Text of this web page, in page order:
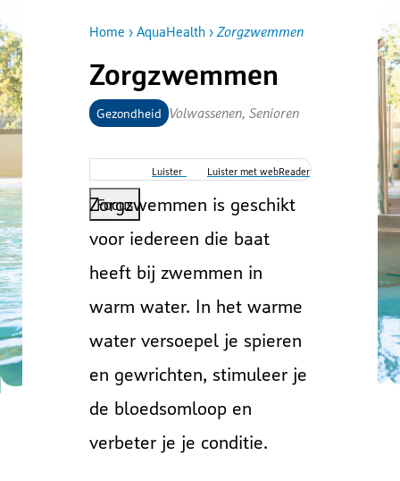
Kruimelpad
Home AquaHealth Zorgzwemmen
Zorgzwemmen
Gezondheid Volwassenen, Senioren
Luister Luister met webReader
Focus
Zorgzwemmen is geschikt
voor iedereen die baat
heeft bij zwemmen in
warm water. In het warme
water versoepel je spieren
en gewrichten, stimuleer je
de bloedsomloop en
verbeter je je conditie.